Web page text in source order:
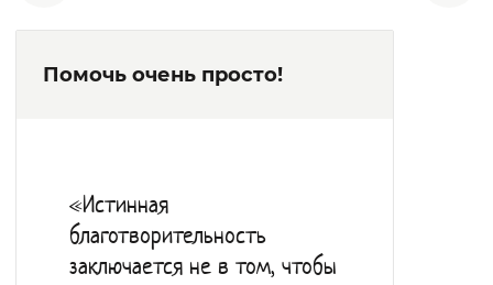
Помочь очень просто!
«Истинная
благотворительность
заключается не в том, чтобы